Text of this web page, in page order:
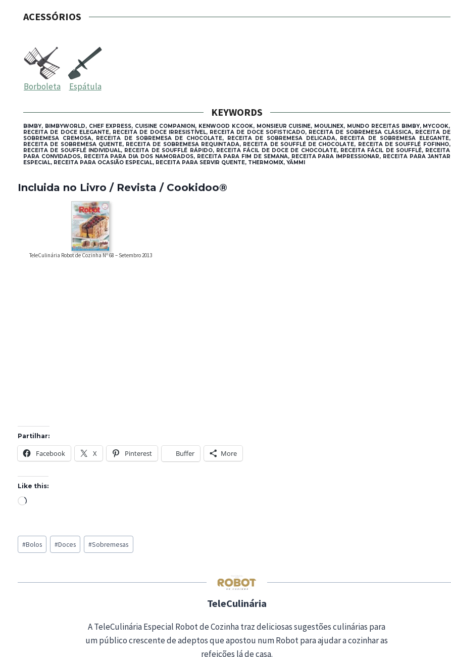
ACESSÓRIOS
Borboleta Espátula
KEYWORDS
BIMBY, BIMBYWORLD, CHEF EXPRESS, CUISINE COMPANION, KENWOOD KCOOK, MONSIEUR CUISINE, MOULINEX, MUNDO RECEITAS BIMBY, MYCOOK,
RECEITA DE DOCE ELEGANTE, RECEITA DE DOCE IRRESISTÍVEL, RECEITA DE DOCE SOFISTICADO, RECEITA DE SOBREMESA CLÁSSICA, RECEITA DE
SOBREMESA CREMOSA, RECEITA DE SOBREMESA DE CHOCOLATE, RECEITA DE SOBREMESA DELICADA, RECEITA DE SOBREMESA ELEGANTE,
RECEITA DE SOBREMESA QUENTE, RECEITA DE SOBREMESA REQUINTADA, RECEITA DE SOUFFLÉ DE CHOCOLATE, RECEITA DE SOUFFLÉ FOFINHO,
RECEITA DE SOUFFLÉ INDIVIDUAL, RECEITA DE SOUFFLÉ RÁPIDO, RECEITA FÁCIL DE DOCE DE CHOCOLATE, RECEITA FÁCIL DE SOUFFLÉ, RECEITA
PARA CONVIDADOS, RECEITA PARA DIA DOS NAMORADOS, RECEITA PARA FIM DE SEMANA, RECEITA PARA IMPRESSIONAR, RECEITA PARA JANTAR
ESPECIAL, RECEITA PARA OCASIÃO ESPECIAL, RECEITA PARA SERVIR QUENTE, THERMOMIX, YÄMMI
Incluida no Livro / Revista / Cookidoo®
TeleCulinária Robot de Cozinha Nº 68 – Setembro 2013
Partilhar:
Facebook X Pinterest Buffer More
Like this:
L
d
i
g
Post
Tags:
#Bolos #Doces #Sobremesas
TeleCulinária
A TeleCulinária Especial Robot de Cozinha traz deliciosas sugestões culinárias para
um público crescente de adeptos que apostou num Robot para ajudar a cozinhar as
refeições lá de casa.